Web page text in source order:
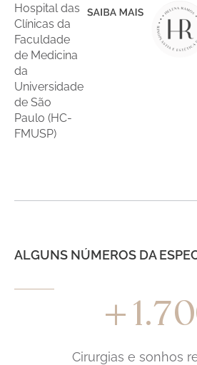
Hospital das
Clínicas da
Faculdade
de Medicina
da
Universidade
de São
Paulo (HC-
FMUSP)
ALGUNS NÚMEROS DA
+
Cirurgias e sonhos